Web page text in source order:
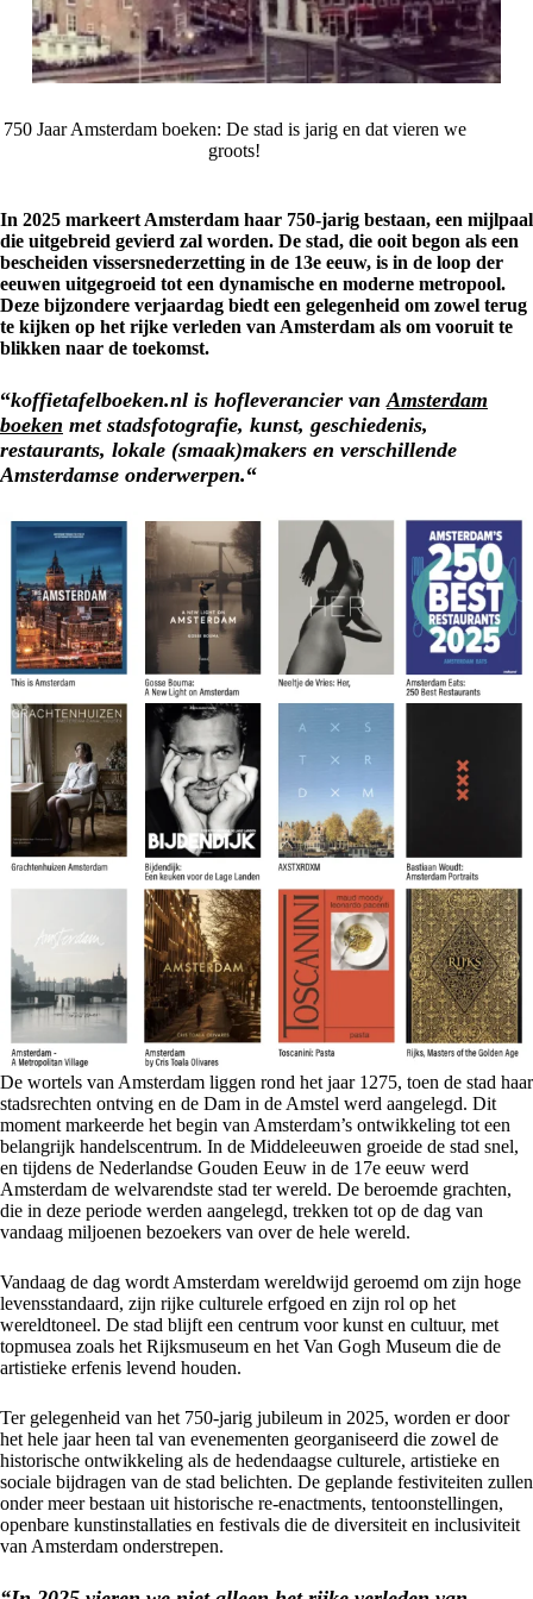
750 Jaar Amsterdam boeken: De stad is jarig en dat vieren we
groots!
In 2025 markeert Amsterdam haar 750-jarig bestaan, een mijlpaal
die uitgebreid gevierd zal worden. De stad, die ooit begon als een
bescheiden vissersnederzetting in de 13e eeuw, is in de loop der
eeuwen uitgegroeid tot een dynamische en moderne metropool.
Deze bijzondere verjaardag biedt een gelegenheid om zowel terug
te kijken op het rijke verleden van Amsterdam als om vooruit te
blikken naar de toekomst.
“koffietafelboeken.nl is hofleverancier vanAmsterdam
boeken met stadsfotografie, kunst, geschiedenis,
restaurants, lokale (smaak)makers en verschillende
Amsterdamse onderwerpen.“
De wortels van Amsterdam liggen rond het jaar 1275, toen de stad haar
stadsrechten ontving en de Dam in de Amstel werd aangelegd. Dit
moment markeerde het begin van Amsterdam’s ontwikkeling tot een
belangrijk handelscentrum. In de Middeleeuwen groeide de stad snel,
en tijdens de Nederlandse Gouden Eeuw in de 17e eeuw werd
Amsterdam de welvarendste stad ter wereld. De beroemde grachten,
die in deze periode werden aangelegd, trekken tot op de dag van
vandaag miljoenen bezoekers van over de hele wereld.
Vandaag de dag wordt Amsterdam wereldwijd geroemd om zijn hoge
levensstandaard, zijn rijke culturele erfgoed en zijn rol op het
wereldtoneel. De stad blijft een centrum voor kunst en cultuur, met
topmusea zoals het Rijksmuseum en het Van Gogh Museum die de
artistieke erfenis levend houden.
Ter gelegenheid van het 750-jarig jubileum in 2025, worden er door
het hele jaar heen tal van evenementen georganiseerd die zowel de
historische ontwikkeling als de hedendaagse culturele, artistieke en
sociale bijdragen van de stad belichten. De geplande festiviteiten zullen
onder meer bestaan uit historische re-enactments, tentoonstellingen,
openbare kunstinstallaties en festivals die de diversiteit en inclusiviteit
van Amsterdam onderstrepen.